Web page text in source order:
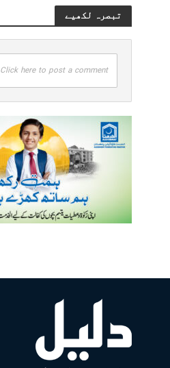
تبصرہ لکھیے
Click here to post a comment